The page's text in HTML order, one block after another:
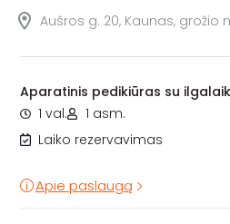
Aušros g. 20, Kaunas, grožio
Aparatinis pedikiūras su
1 val.
1 asm.
Laiko rezervavimas
Apie paslaugą